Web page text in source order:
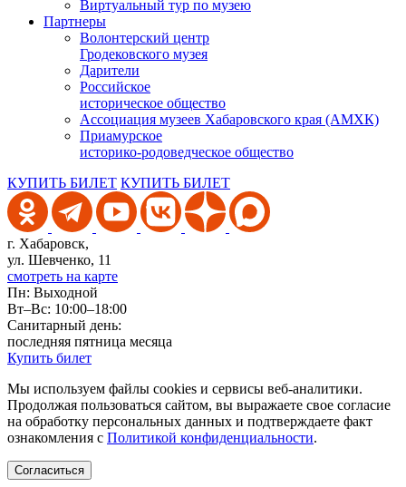
Виртуальный тур по музею
Партнеры
Волонтерский центр
Гродековского музея
Дарители
Российское
историческое общество
Ассоциация музеев Хабаровского края (АМХК)
Приамурское
историко-родоведческое общество
КУПИТЬ БИЛЕТ КУПИТЬ БИЛЕТ
г. Хабаровск,
ул. Шевченко, 11
смотреть на карте
Пн: Выходной
Вт–Вс: 10:00–18:00
Санитарный день:
последняя пятница месяца
Купить билет
Мы используем файлы cookies и сервисы веб-аналитики.
Продолжая пользоваться сайтом, вы выражаете свое согласие
на обработку персональных данных и подтверждаете факт
ознакомления с Политикой конфиденциальности.
Согласиться